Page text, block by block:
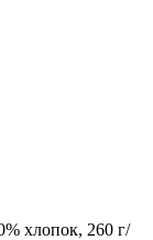
хлопок, 260 г/